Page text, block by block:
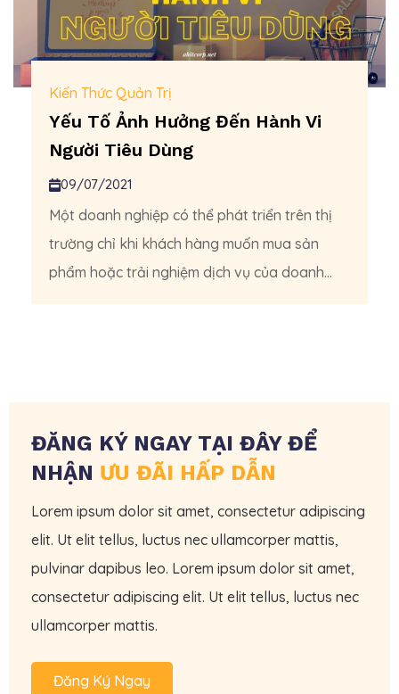
Kiến Thức Quản Trị
Yếu Tố Ảnh Hưởng Đến Hành Vi
Người Tiêu Dùng
09/07/2021
Một doanh nghiệp có thể phát triển trên thị
trường chỉ khi khách hàng muốn mua sản
phẩm hoặc trải nghiệm dịch vụ của doanh...
ĐĂNG KÝ NGAY TẠI ĐÂY ĐỂ
NHẬN ƯU ĐÃI HẤP DẪN
Lorem ipsum dolor sit amet, consectetur adipiscing
elit. Ut elit tellus, luctus nec ullamcorper mattis,
pulvinar dapibus leo. Lorem ipsum dolor sit amet,
consectetur adipiscing elit. Ut elit tellus, luctus nec
ullamcorper mattis.
Đăng Ký Ngay